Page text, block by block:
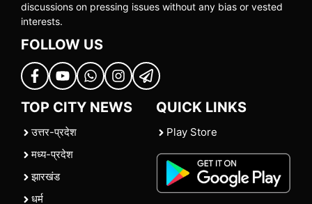
discussions on pressing issues without any bias or vested
interests.
FOLLOW US
TOP CITY NEWS
उत्तर-प्रदेश
मध्य-प्रदेश
झारखंड
धर्म
QUICK LINKS
Play Store